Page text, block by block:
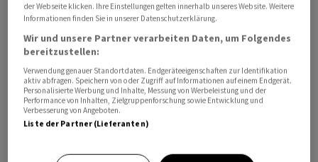
Geldhaus eingestiegen und haben ihren Anteil seither
immer weiter erhöht. Mitte März kündigten sie
schliesslich ein freiwilliges Tauschangebot für sämtliche
Commerzbank-Aktien an. Die Anteilseigner des
Mailänder Instituts sollen am 4. Mai auf einer
ausserordentlichen Hauptversammlung der dazu
notwendigen Kapitalerhöhung zustimmen./stw/tav/jha/
der Webseite klicken. Ihre Einstellungen gelten innerhalb unseres Website. Weitere
Informationen finden Sie in unserer Datenschutzerklärung.
Wir und unsere Partner verarbeiten Daten, um Folgendes
bereitzustellen:
Verwendung genauer Standortdaten. Endgeräteeigenschaften zur Identifikation
aktiv abfragen. Speichern von oder Zugriff auf Informationen auf einem Endgerät.
Personalisierte Werbung und Inhalte, Messung von Werbeleistung und der
Performance von Inhalten, Zielgruppenforschung sowie Entwicklung und
Verbesserung von Angeboten.
Liste der Partner (Lieferanten)